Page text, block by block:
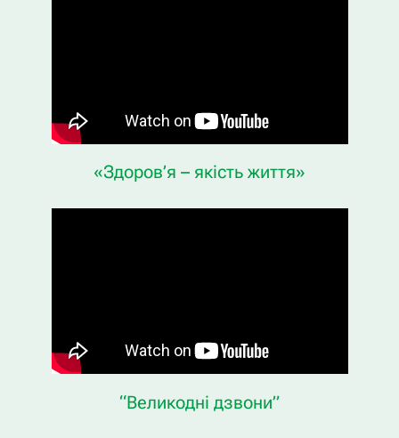
«Здоров’я – якість життя»
“Великодні дзвони”